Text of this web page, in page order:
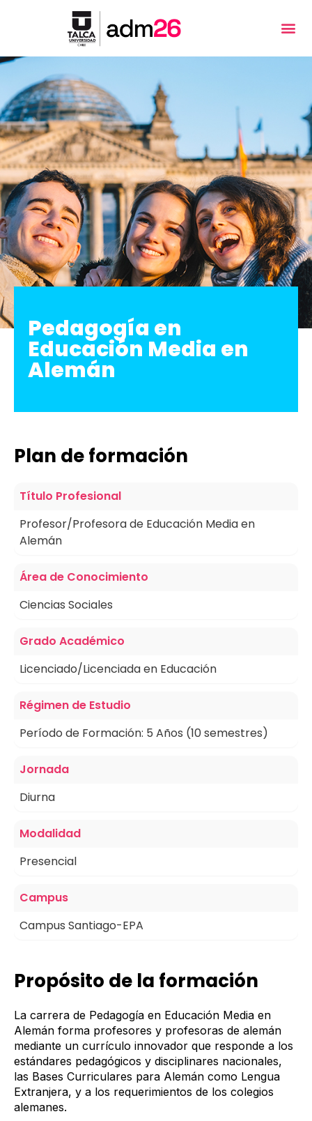
Pedagogía en
Educación Media en
Alemán
Plan de formación
Título Profesional
Profesor/Profesorade Educación Media en
Alemán
Área de Conocimiento
Ciencias Sociales
Grado Académico
Licenciado/Licenciada en Educación
Régimen de Estudio
Período de Formación: 5 Años (10 semestres)
Jornada
Diurna
Modalidad
Presencial
Campus
Campus Santiago-EPA
Propósito de la formación
La carrera de Pedagogía en Educación Media en
Alemán forma profesores y profesoras de alemán
mediante un currículo innovador que responde a los
estándares pedagógicos y disciplinares nacionales,
las Bases Curriculares para Alemán como Lengua
Extranjera, y a los requerimientos de los colegios
alemanes.